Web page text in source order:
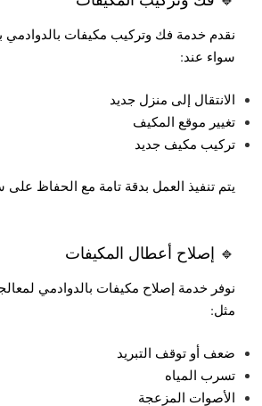
نقدم خدمة فك وتركيب مكيفات بالدوادمي
سواء عند:
الانتقال إلى منزل جديد
تغيير موقع المكيف
تركيب مكيف جديد
يتم تنفيذ العمل بدقة تامة مع الحفاظ على
🔹 إصلاح أعطال المكيفات
نوفر خدمة إصلاح مكيفات بالدوادمي
مثل:
ضعف أو توقف التبريد
تسرب المياه
الأصوات المزعجة